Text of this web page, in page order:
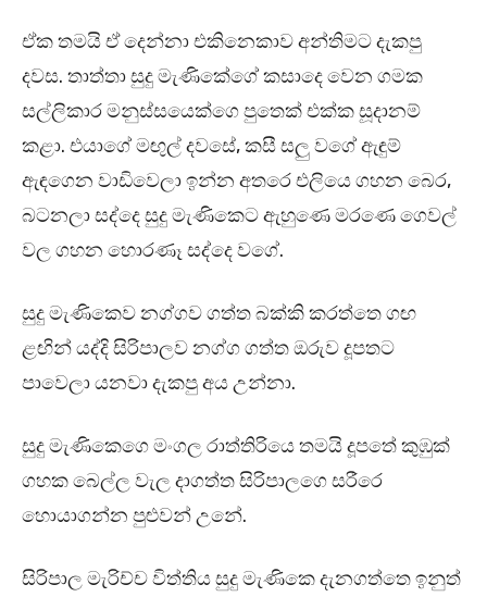
ඒක තමයි ඒ දෙන්නා එකිනෙකාව අන්තිමට දැකපු
දවස. තාත්තා සුදු මැණිකේගේ කසාදෙ වෙන ගමක
සල්ලිකාර මනුස්සයෙක්ගෙ පුතෙක් එක්ක සූදානම්
කළා. එයාගේ මඟුල් දවසේ, කසී සලු වගේ ඇඳුම්
ඇඳගෙන වාඩිවෙලා ඉන්න අතරෙ එලියෙ ගහන බෙර,
බටනලා සද්දෙ සුදු මැණිකෙට ඇහුණෙ මරණෙ ගෙවල්
වල ගහන හොරණෑ සද්දෙ වගේ.
සුදු මැණිකෙව නග්ගව ගත්ත බක්කි කරත්තෙ ගඟ
ළඟින් යද්දි සිරිපාලව නග්ග ගත්ත ඔරුව දූපතට
පාවෙලා යනවා දැකපු අය උන්නා.
සුදු මැණිකෙගෙ මංගල රාත්තිරියෙ තමයි දූපතේ කුඹුක්
ගහක බෙල්ල වැල දාගත්ත සිරිපාලගෙ සරීරෙ
හොයාගන්න පුළුවන් උනේ.
සිරිපාල මැරිච්ච විත්තිය සුදු මැණිකෙ දැනගත්තෙ ඉනුත්